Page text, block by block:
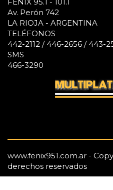
Av. Perón 742
LA RIOJA - ARGENTINA
TELÉFONOS
442-2112 / 446-2656 / 443-
SMS
466-3290
www.fenix951.com.ar -
derechos reservados